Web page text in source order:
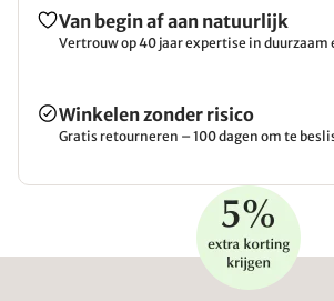
Van begin af aan natuurlijk
Vertrouw op 40 jaar expertise in duurzaam
Winkelen zonder risico
Gratis retourneren – 100 dagen om te